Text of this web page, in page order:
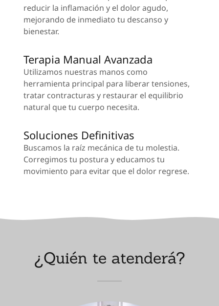
reducir la inflamación y el dolor agudo,
mejorando de inmediato tu descanso y
bienestar.
Terapia Manual Avanzada
Utilizamos nuestras manos como
herramienta principal para liberar tensiones,
tratar contracturas y restaurar el equilibrio
natural que tu cuerpo necesita.
Soluciones Definitivas
Buscamos la raíz mecánica de tu molestia.
Corregimos tu postura y educamos tu
movimiento para evitar que el dolor regrese.
¿Quién te atenderá?